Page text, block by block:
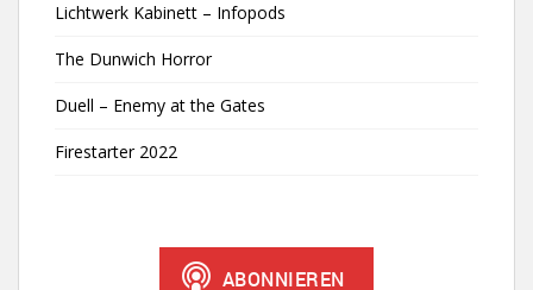
Lichtwerk Kabinett – Infopods
The Dunwich Horror
Duell – Enemy at the Gates
Firestarter 2022